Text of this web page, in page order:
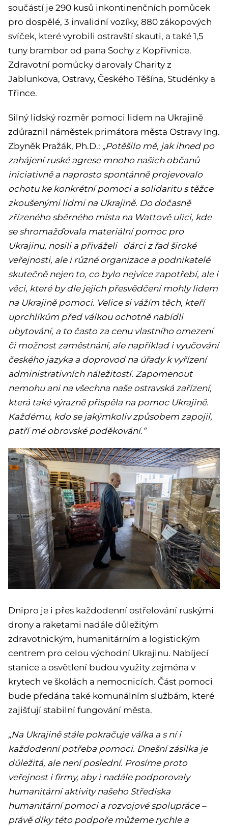
součástí je 290 kusů inkontinenčních pomůcek
pro dospělé, 3 invalidní vozíky, 880 zákopových
svíček, které vyrobili ostravští skauti, a také 1,5
tuny brambor od pana Sochy z Kopřivnice.
Zdravotní pomůcky darovaly Charity z
Jablunkova, Ostravy, Českého Těšína, Studénky a
Třince.
Silný lidský rozměr pomoci lidem na Ukrajině
zdůraznil náměstek primátora města Ostravy Ing.
Zbyněk Pražák, Ph.D.: „Potěšilo mě, jak ihned po
zahájení ruské agrese mnoho našich občanů
iniciativně a naprosto spontánně projevovalo
ochotu ke konkrétní pomoci a solidaritu s těžce
zkoušenými lidmi na Ukrajině. Do dočasně
zřízeného sběrného místa na Wattově ulici, kde
se shromažďovala materiální pomoc pro
Ukrajinu, nosili a přiváželi dárci z řad široké
veřejnosti, ale i různé organizace a podnikatelé
skutečně nejen to, co bylo nejvíce zapotřebí, ale i
věci, které by dle jejich přesvědčení mohly lidem
na Ukrajině pomoci. Velice si vážím těch, kteří
uprchlíkům před válkou ochotně nabídli
ubytování, a to často za cenu vlastního omezení
či možnost zaměstnání, ale například i vyučování
českého jazyka a doprovod na úřady k vyřízení
administrativních náležitostí. Zapomenout
nemohu ani na všechna naše ostravská zařízení,
která také výrazně přispěla na pomoc Ukrajině.
Každému, kdo se jakýmkoliv způsobem zapojil,
patří mé obrovské poděkování.“
Dnipro je i přes každodenní ostřelování ruskými
drony a raketami nadále důležitým
zdravotnickým, humanitárním a logistickým
centrem pro celou východní Ukrajinu. Nabíjecí
stanice a osvětlení budou využity zejména v
krytech ve školách a nemocnicích. Část pomoci
bude předána také komunálním službám, které
zajišťují stabilní fungování města.
„Na Ukrajině stále pokračuje válka a s ní i
každodenní potřeba pomoci. Dnešní zásilka je
důležitá, ale není poslední. Prosíme proto
veřejnost i firmy, aby i nadále podporovaly
humanitární aktivity našeho Střediska
humanitární pomoci a rozvojové spolupráce –
právě díky této podpoře můžeme rychle a